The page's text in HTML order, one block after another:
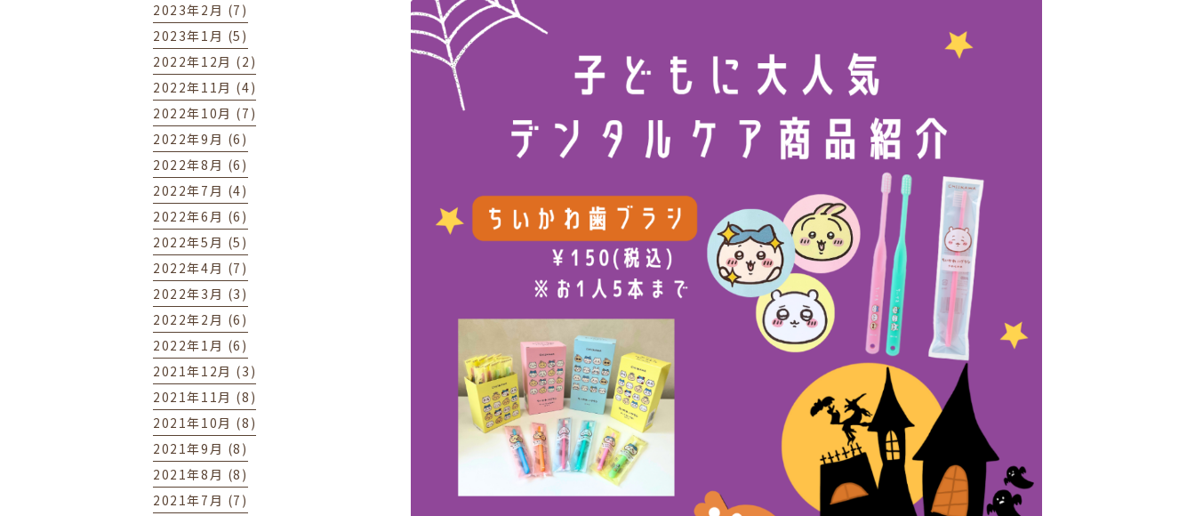
2023年2月 (7)
2023年1月 (5)
2022年12月 (2)
2022年11月 (4)
2022年10月 (7)
2022年9月 (6)
2022年8月 (6)
2022年7月 (4)
2022年6月 (6)
2022年5月 (5)
2022年4月 (7)
2022年3月 (3)
2022年2月 (6)
2022年1月 (6)
2021年12月 (3)
2021年11月 (8)
2021年10月 (8)
2021年9月 (8)
2021年8月 (8)
2021年7月 (7)